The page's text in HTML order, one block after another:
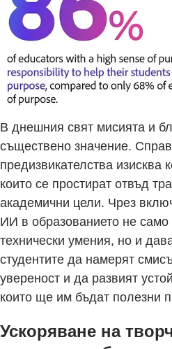
В днешния свят мисията и
съществено значение.
предизвикателства изисква
които се простират отвъд
академични цели. Чрез
ИИ в образованието не
технически умения, но и
студентите да намерят
увереност и да развият
които ще им бъдат полезни
Ускоряване на